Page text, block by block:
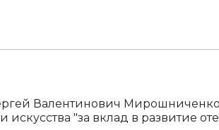
Валентинович Мирошниченко
"за вклад в развитие